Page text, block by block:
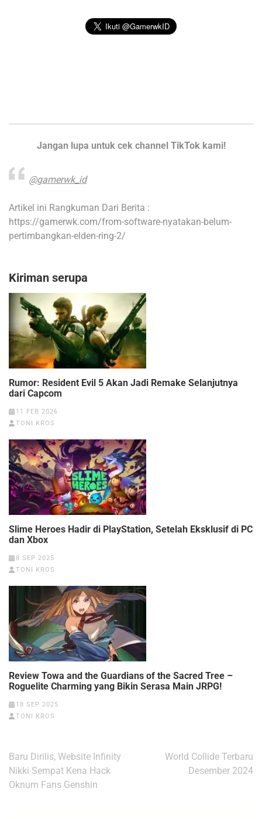
Jangan lupa untuk cek channel TikTok kami!
@gamerwk_id
Artikel ini Rangkuman Dari Berita :
https://gamerwk.com/from-software-nyatakan-belum-
pertimbangkan-elden-ring-2/
Kiriman serupa
Rumor: Resident Evil 5 Akan Jadi Remake Selanjutnya
dari Capcom
11 FEB 2026
TONI KROS
Slime Heroes Hadir di PlayStation, Setelah Eksklusif di PC
dan Xbox
8 SEP 2025
TONI KROS
Review Towa and the Guardians of the Sacred Tree –
Roguelite Charming yang Bikin Serasa Main JRPG!
18 SEP 2025
TONI KROS
Navigasi
pos
Baru Dirilis, Website Infinity
Nikki Sempat Kena Hack
Oknum Fans Genshin
World Collide Terbaru
Desember 2024